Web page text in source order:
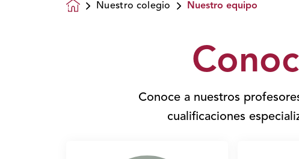
HomepageNuestro colegio Nuestro equipo
Conoce a nuestros
cualificaciones